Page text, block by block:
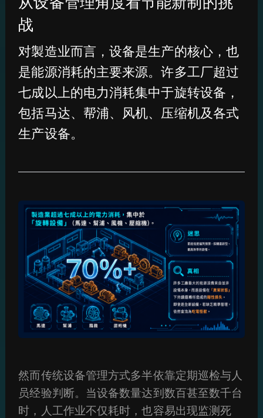
战
对製造业而言，设备是生产的核心，也
是能源消耗的主要来源。许多工厂超过
七成以上的电力消耗集中于旋转设备，
包括马达、帮浦、风机、压缩机及各式
生产设备。
然而传统设备管理方式多半依靠定期巡检与人
员经验判断。当设备数量达到数百甚至数千台
时，人工作业不仅耗时，也容易出现监测死